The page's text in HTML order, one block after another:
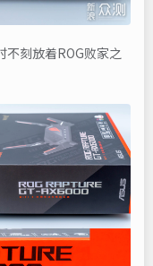
刻放着ROG败家之